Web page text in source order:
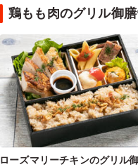
鶏もも肉のグリル御
ローズマリーチキンのグリル